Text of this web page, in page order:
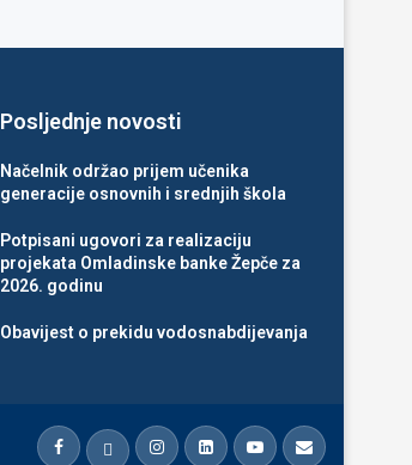
Posljednje novosti
Načelnik održao prijem učenika
generacije osnovnih i srednjih škola
Potpisani ugovori za realizaciju
projekata Omladinske banke Žepče za
2026. godinu
Obavijest o prekidu vodosnabdijevanja